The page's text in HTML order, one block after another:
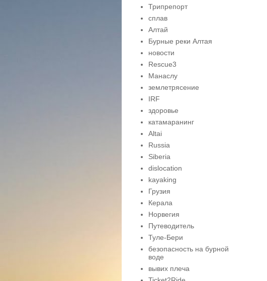
Трипрепорт
сплав
Алтай
Бурные реки Алтая
новости
Rescue3
Манаслу
землетрясение
IRF
здоровье
катамаранинг
Altai
Russia
Siberia
dislocation
kayaking
Грузия
Керала
Норвегия
Путеводитель
Туле-Бери
безопасность на бурной
воде
вывих плеча